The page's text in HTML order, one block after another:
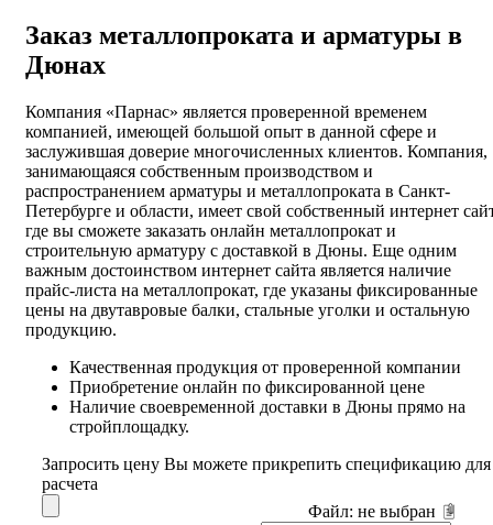
Заказ металлопроката и арматуры в
Дюнах
Компания «Парнас» является проверенной временем
компанией, имеющей большой опыт в данной сфере и
заслужившая доверие многочисленных клиентов. Компания,
занимающаяся собственным производством и
распространением арматуры и металлопроката в Санкт-
Петербурге и области, имеет свой собственный интернет
где вы сможете заказать онлайн металлопрокат и
строительную арматуру с доставкой в Дюны. Еще одним
важным достоинством интернет сайта является наличие
прайс-листа на металлопрокат, где указаны фиксированные
цены на двутавровые балки, стальные уголки и остальную
продукцию.
Качественная продукция от проверенной компании
Приобретение онлайн по фиксированной цене
Наличие своевременной доставки в Дюны прямо на
стройплощадку.
Запросить цену Вы можете прикрепить спецификацию для
расчета
Файл: не выбран